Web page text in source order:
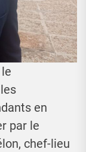
en
par le
chef-lieu